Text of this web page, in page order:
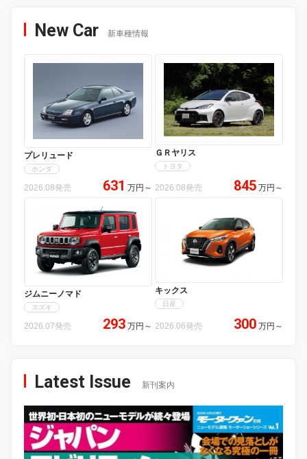
New Car 新車種情報
プレリュード
ホンダ
2026.08発売 631 万円 ～
ＧＲヤリス
トヨタ
2026.08発売 845 万円 ～
ジムニーノマド
スズキ
2026.07発売 293 万円 ～
キックス
日産
2026.06発売 300 万円 ～
Latest Issue 新刊案内